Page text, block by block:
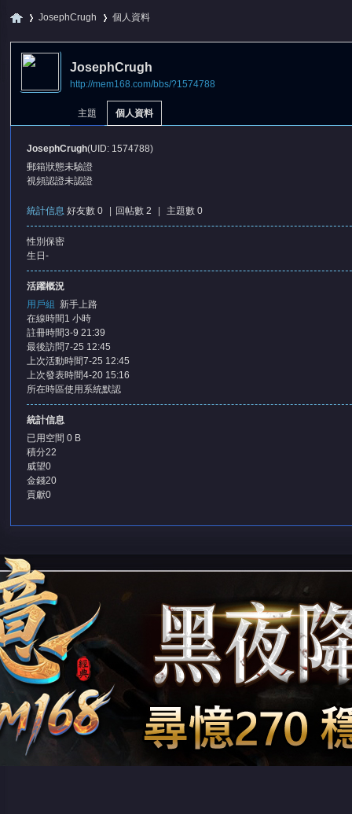
堂
JosephCrugh
›
個人資料
JosephCrugh
http://mem168.com/bbs/?1574788
主題 個人資料
JosephCrugh(UID: 1574788)
郵箱狀態未驗證
視頻認證未認證
統計信息 好友數 0 回帖數 2 主題數 0
性別 保密
生日 -
活躍概況
用戶組
新手上路
在線時間 1 小時
註冊時間3-9 21:39
最後訪問7-25 12:45
上次活動時間7-25 12:45
上次發表時間4-20 15:16
所在時區使用系統默認
統計信息
已用空間 0 B
積分22
威望0
金錢20
貢獻0